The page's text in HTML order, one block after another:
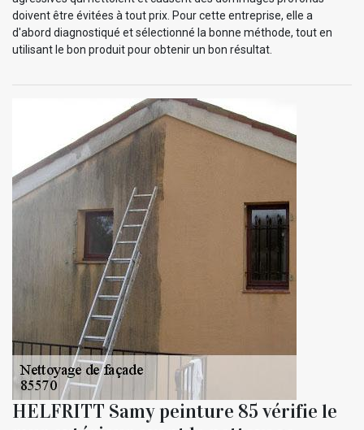
doivent être évitées à tout prix. Pour cette entreprise, elle a
d'abord diagnostiqué et sélectionné la bonne méthode, tout en
utilisant le bon produit pour obtenir un bon résultat.
HELFRITT Samy peinture 85 vérifie le